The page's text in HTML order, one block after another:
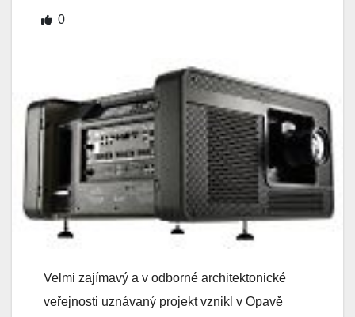
0
Velmi zajímavý a v odborné architektonické
veřejnosti uznávaný projekt vznikl v Opavě